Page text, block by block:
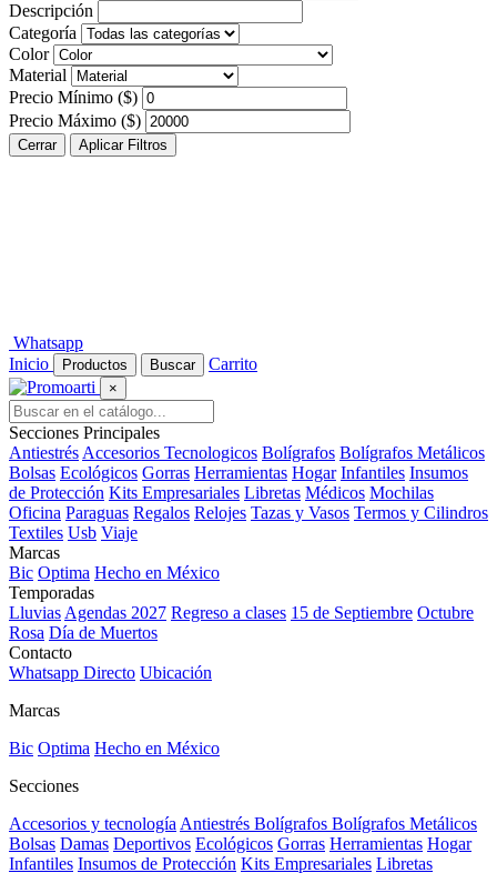
Descripción
Categoría
Color
Material
Precio Mínimo ($)
Precio Máximo ($)
Cerrar Aplicar Filtros
Whatsapp
Inicio
Productos Buscar Carrito
×
Secciones Principales
Antiestrés Accesorios Tecnologicos Bolígrafos Bolígrafos Metálicos
Bolsas Ecológicos Gorras Herramientas Hogar Infantiles Insumos
de Protección Kits Empresariales Libretas Médicos Mochilas
Oficina Paraguas Regalos Relojes Tazas y Vasos Termos y Cilindros
Textiles Usb Viaje
Marcas
Bic Optima Hecho en México
Temporadas
Lluvias Agendas 2027 Regreso a clases 15 de Septiembre Octubre
Rosa Día de Muertos
Contacto
Whatsapp Directo Ubicación
Marcas
Bic Optima Hecho en México
Secciones
Accesorios y tecnología Antiestrés Bolígrafos Bolígrafos Metálicos
Bolsas Damas Deportivos Ecológicos Gorras Herramientas Hogar
Infantiles Insumos de Protección Kits Empresariales Libretas